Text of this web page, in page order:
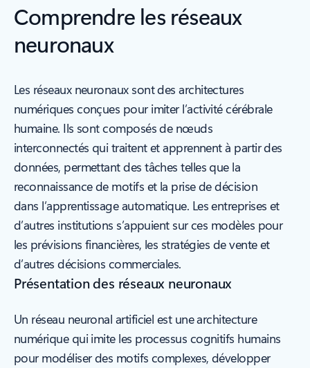
Comprendre les réseaux
neuronaux
Les réseaux neuronaux sont des architectures
numériques conçues pour imiter l’activité cérébrale
humaine. Ils sont composés de nœuds
interconnectés qui traitent et apprennent à partir des
données, permettant des tâches telles que la
reconnaissance de motifs et la prise de décision
dans l’apprentissage automatique. Les entreprises et
d’autres institutions s’appuient sur ces modèles pour
les prévisions financières, les stratégies de vente et
d’autres décisions commerciales.
Présentation des réseaux neuronaux
Un réseau neuronal artificiel est une architecture
numérique qui imite les processus cognitifs humains
pour modéliser des motifs complexes, développer